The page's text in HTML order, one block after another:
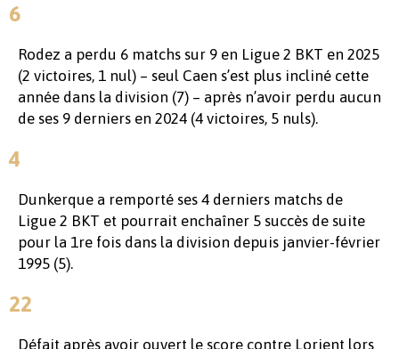
6
Rodez a perdu 6 matchs sur 9 en Ligue 2 BKT en 2025
(2 victoires, 1 nul) – seul Caen s’est plus incliné cette
année dans la division (7) – après n’avoir perdu aucun
de ses 9 derniers en 2024 (4 victoires, 5 nuls).
4
Dunkerque a remporté ses 4 derniers matchs de
Ligue 2 BKT et pourrait enchaîner 5 succès de suite
pour la 1re fois dans la division depuis janvier-février
1995 (5).
22
Défait après avoir ouvert le score contre Lorient lors